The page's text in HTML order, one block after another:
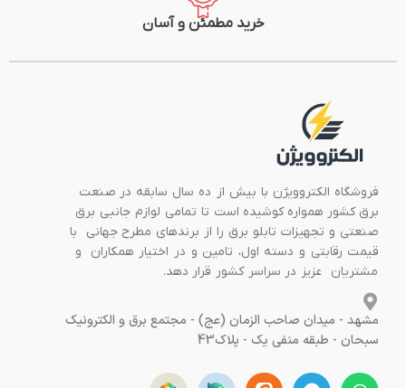
خرید مطمئن و آسان
فروشگاه الکتروویژن با بیش از ده سال سابقه در صنعت
برق کشور همواره کوشیده است تا تمامی لوازم جانبی برق
صنعتی و تجهیزات تابلو برق را از برندهای مطرح جهانی با
قیمت رقابتی و دسته اول، تامین و در اختیار همکاران و
مشتریان عزیز در سراسر کشور قرار دهد.
مشهد - میدان صاحب الزمان (عج) - مجتمع برق و الکترونیک
سبحان - طبقه منفی یک - پلاک43